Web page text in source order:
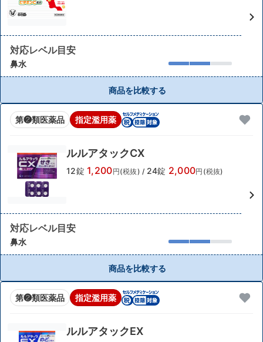
対応レベル目安
鼻水
商品を比較する
第❷類医薬品 指定濫用薬
ルルアタックCX
12錠 1,200円(税抜) / 24錠 2,000円(税抜)
対応レベル目安
鼻水
商品を比較する
第❷類医薬品 指定濫用薬
ルルアタックEX